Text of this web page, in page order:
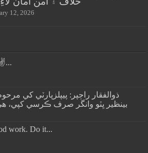
12, 2026
ذوالفقار راڄپر: پيپلزپارٽي کي
بينظير ڀٽو وانگر صرف ڪرسي کپي،
work. Do it...